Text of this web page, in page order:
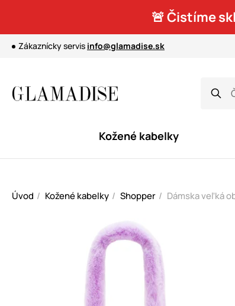
🚨 Čistíme
Zákaznícky servis info@glamadise.sk
Kožené kabelky
Úvod Kožené kabelky Shopper Dámska veľká